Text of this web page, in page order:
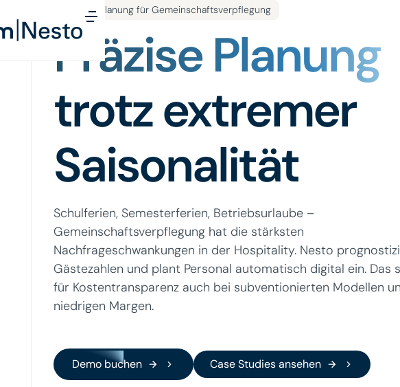
Personalplanung für Gemeinschaftsverpflegung
Präzise Planung
trotz extremer
Saisonalität
Schulferien, Semesterferien, Betriebsurlaube –
Gemeinschaftsverpflegung hat die stärksten
Nachfrageschwankungen in der Hospitality. Nesto
Gästezahlen und plant Personal automatisch digital ein. Das
für Kostentransparenz auch bei subventionierten Modellen
niedrigen Margen.
Demo buchen
Demo buchen
Case Studies ansehen
Case Studies ansehen